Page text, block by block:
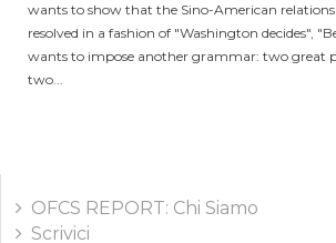
wants to show that the Sino-American
resolved in a fashion of "Washington decides",
wants to impose another grammar: two great
two...
OFCS REPORT: Chi Siamo
Scrivici